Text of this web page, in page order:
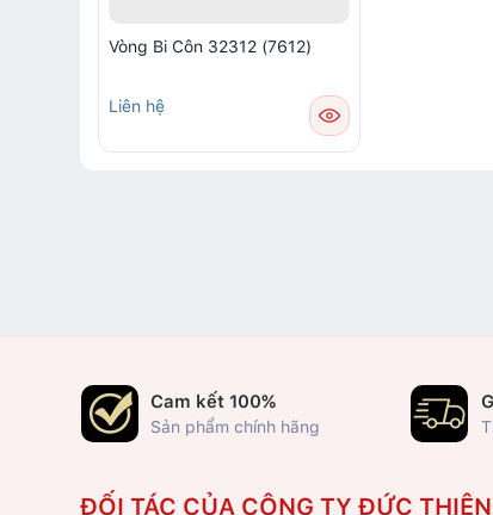
Vòng Bi Côn 32312 (7612)
Liên hệ
Cam kết 100%
Sản phẩm chính hãng
ĐỐI TÁC CỦA CÔNG TY ĐỨC